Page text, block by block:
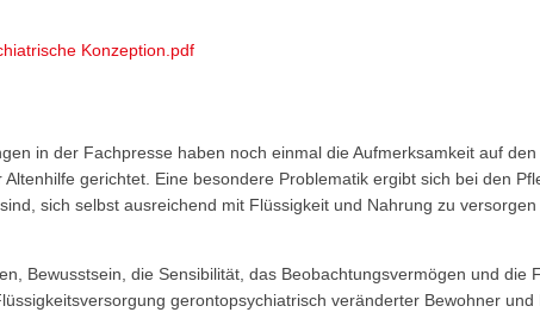
Konzeption.pdf
in der Fachpresse haben noch einmal die Aufmerksamkeit auf
gerichtet. Eine besondere Problematik ergibt sich bei den
sich selbst ausreichend mit Flüssigkeit und Nahrung zu
Bewusstsein, die Sensibilität, das Beobachtungsvermögen und die
gerontopsychiatrisch veränderter Bewohner und